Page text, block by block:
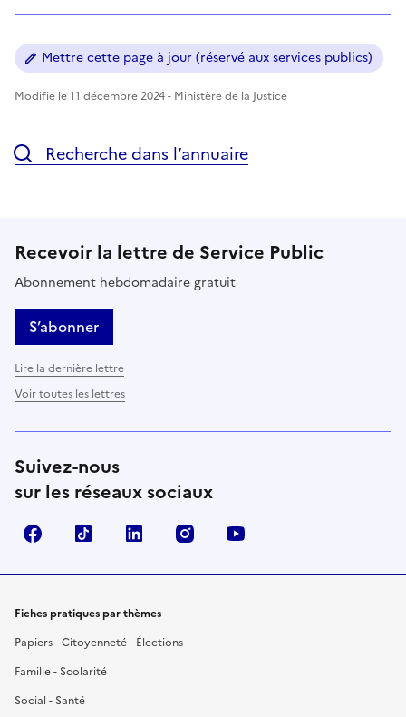
Mettre cette page à jour (réservé aux services publics)
Modifié le 11 décembre 2024 - Ministère de la Justice
Recherche dans l’annuaire
Recevoir la lettre de Service Public
Abonnement hebdomadaire gratuit
S’abonner
Lire la dernière lettre
Voir toutes les lettres
Suivez-nous
sur les réseaux sociaux
FacebookTikTok LinkedIn Instagram
Fiches pratiques par thèmes
Papiers - Citoyenneté - Élections
Famille - Scolarité
Social - Santé